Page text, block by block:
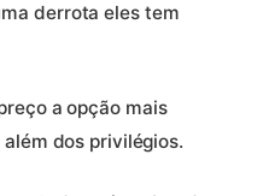
derrota eles tem
a opção mais
dos privilégios.